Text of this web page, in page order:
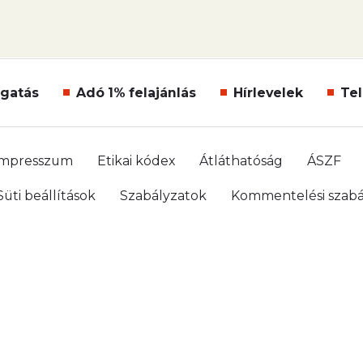
Adó 1% felajánlás Hírlevelek
Etikai kódex Átláthatóság ÁSZF
beállítások Szabályzatok Kommentelési